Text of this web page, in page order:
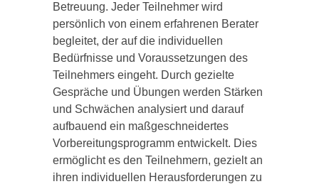
Betreuung. Jeder Teilnehmer wird
persönlich von einem erfahrenen Berater
begleitet, der auf die individuellen
Bedürfnisse und Voraussetzungen des
Teilnehmers eingeht. Durch gezielte
Gespräche und Übungen werden Stärken
und Schwächen analysiert und darauf
aufbauend ein maßgeschneidertes
Vorbereitungsprogramm entwickelt. Dies
ermöglicht es den Teilnehmern, gezielt an
ihren individuellen Herausforderungen zu